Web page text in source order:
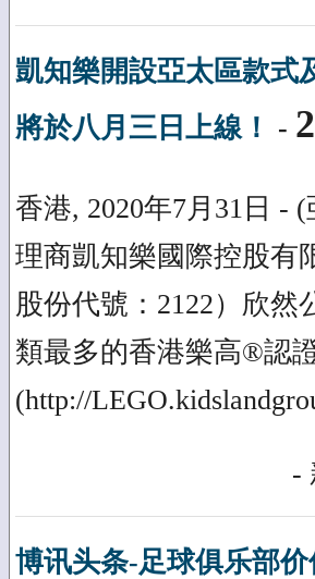
凱知樂開設亞太區款式
將於八月三日上線！
-
香港, 2020年7月31日 -
理商凱知樂國際控股有
股份代號：2122）欣
類最多的香港樂高®認
(http://
-
博讯头条-足球俱乐部